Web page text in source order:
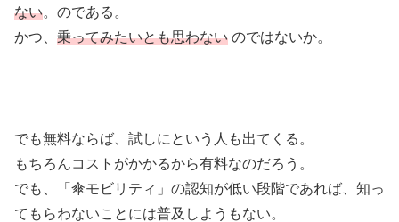
ない。のである。
かつ、 乗ってみたいとも思わない のではないか。
でも無料ならば、試しにという人も出てくる。
もちろんコストがかかるから有料なのだろう。
でも、「傘モビリティ」の認知が低い段階であれば、知っ
てもらわないことには普及しようもない。